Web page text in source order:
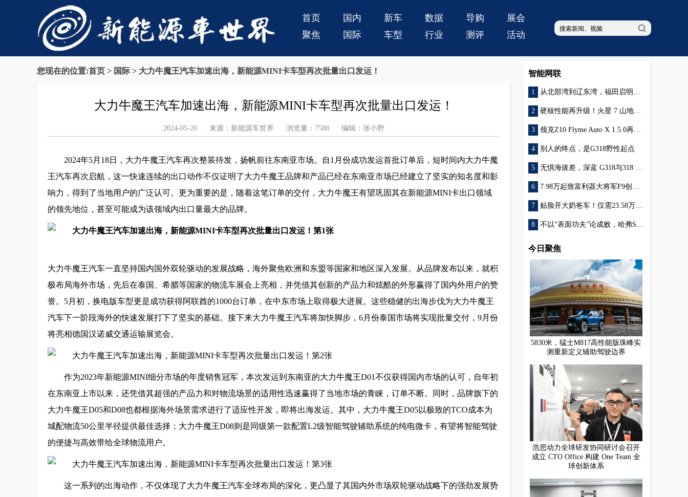
首页 国内 新车 数据 导购
展会
聚焦
国际 车型 行业 测评 活动
您现在的位置:首页 > 国际 > 大力牛魔王汽车加速出海，新能源MINI卡车型再次批量出口发运！
大力牛魔王汽车加速出海，新能源MINI卡车型再次批量出口发运！
2024-05-20 来源：新能源车世界 浏览量：7588 编辑：张小野
2024年5月18日，大力牛魔王汽车再次整装待发，扬帆前往东南亚市场。自1月份成功发运首批订单后，短时间内大力牛魔
王汽车再次启航，这一快速连续的出口动作不仅证明了大力牛魔王品牌和产品已经在东南亚市场已经建立了坚实的知名度和影
响力，得到了当地用户的广泛认可。更为重要的是，随着这笔订单的交付，大力牛魔王有望巩固其在新能源MINI卡出口领域
的领先地位，甚至可能成为该领域内出口量最大的品牌。
大力牛魔王汽车一直坚持国内国外双轮驱动的发展战略，海外聚焦欧洲和东盟等国家和地区深入发展。从品牌发布以来，就积
极布局海外市场，先后在泰国、希腊等国家的物流车展会上亮相，并凭借其创新的产品力和炫酷的外形赢得了国内外用户的赞
誉。5月初，换电版车型更是成功获得阿联酋的1000台订单，在中东市场上取得极大进展。这些稳健的出海步伐为大力牛魔王
汽车下一阶段海外的快速发展打下了坚实的基础。接下来大力牛魔王汽车将加快脚步，6月份泰国市场将实现批量交付，9月份
将亮相德国汉诺威交通运输展览会。
作为2023年新能源MINI细分市场的年度销售冠军，本次发运到东南亚的大力牛魔王D01不仅获得国内市场的认可，自年初
在东南亚上市以来，还凭借其超强的产品力和对物流场景的适用性迅速赢得了当地市场的青睐，订单不断。同时，品牌旗下的
大力牛魔王D05和D08也都根据海外场景需求进行了适应性开发，即将出海发运。其中，大力牛魔王D05以极致的TCO成本为
城配物流50公里半径提供最佳选择；大力牛魔王D08则是同级第一款配置L2级智能驾驶辅助系统的纯电微卡，有望将智能驾驶
的便捷与高效带给全球物流用户。
这一系列的出海动作，不仅体现了大力牛魔王汽车全球布局的深化，更凸显了其国内外市场双轮驱动战略下的强劲发展势
智能网联
从北部湾到辽东湾，福田启明星以用户口碑点亮绿色物流新程
硬核性能再升级！火星 7 山地版解锁皮卡新可能
领克Z10 Flyme Auto X 1.5.0再升级，解锁全场景高阶辅助驾驶功能
别人的终点，是G318野性起点
无惧海拔差，深蓝 G318与318 国道创作之旅燃情启航
7.98万起致富利器大将军F9创富版来袭！创业致富“大”有“底”气！
贴脸开大奶爸车！仅需23.58万，领克09 EM-P大五座堪称同级最好开的大车
不以“表面功夫”论成败，哈弗SUV更重视“内外兼修”
今日聚焦
5830米，猛士M817高性能版珠峰实
测重新定义辅助驾驶边界
浩思动力全球研发协同研讨会召开
成立 CTO Office 构建 One Team 全
球创新体系